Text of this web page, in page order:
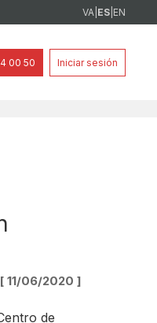
VA ES EN
00 50 Iniciar sesión
[ 11/06/2020 ]
de